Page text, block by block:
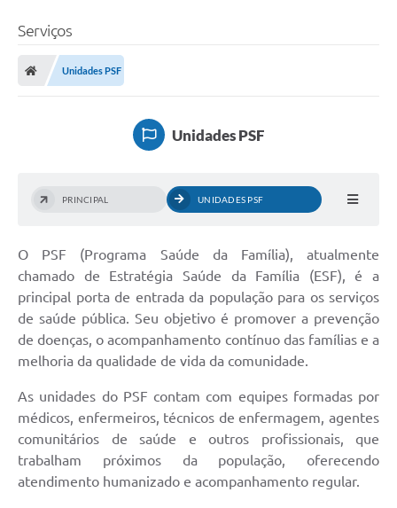
Serviços
Unidades PSF
Unidades PSF
PRINCIPAL UNIDADES PSF
O PSF (Programa Saúde da Família), atualmente
chamado de Estratégia Saúde da Família (ESF), é a
principal porta de entrada da população para os serviços
de saúde pública. Seu objetivo é promover a prevenção
de doenças, o acompanhamento contínuo das famílias e a
melhoria da qualidade de vida da comunidade.
As unidades do PSF contam com equipes formadas por
médicos, enfermeiros, técnicos de enfermagem, agentes
comunitários de saúde e outros profissionais, que
trabalham próximos da população, oferecendo
atendimento humanizado e acompanhamento regular.